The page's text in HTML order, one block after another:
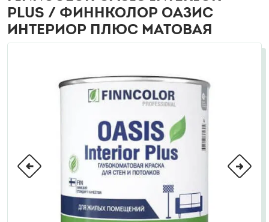
PLUS / ФИННКОЛОР ОАЗИС
ИНТЕРИОР ПЛЮС МАТОВАЯ